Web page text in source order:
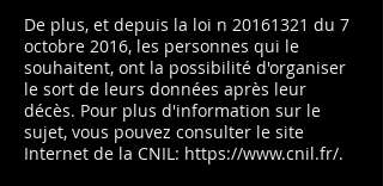
De plus, et depuis la loi n 20161321 du 7
octobre 2016, les personnes qui le
souhaitent, ont la possibilité d'organiser
le sort de leurs données après leur
décès. Pour plus d'information sur le
sujet, vous pouvez consulter le site
Internet de la CNIL: https://www.cnil.fr/.